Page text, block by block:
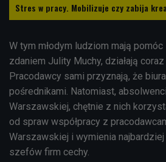
Stres w pracy. Mobilizuje czy zabija
W tym młodym ludziom mają pomóc
zdaniem Julity Muchy, działają
Pracodawcy sami przyznają, że
pośrednikami. Natomiast,
Warszawskiej, chętnie z nich
od spraw współpracy z
Warszawskiej i wymienia
szefów firm cechy.